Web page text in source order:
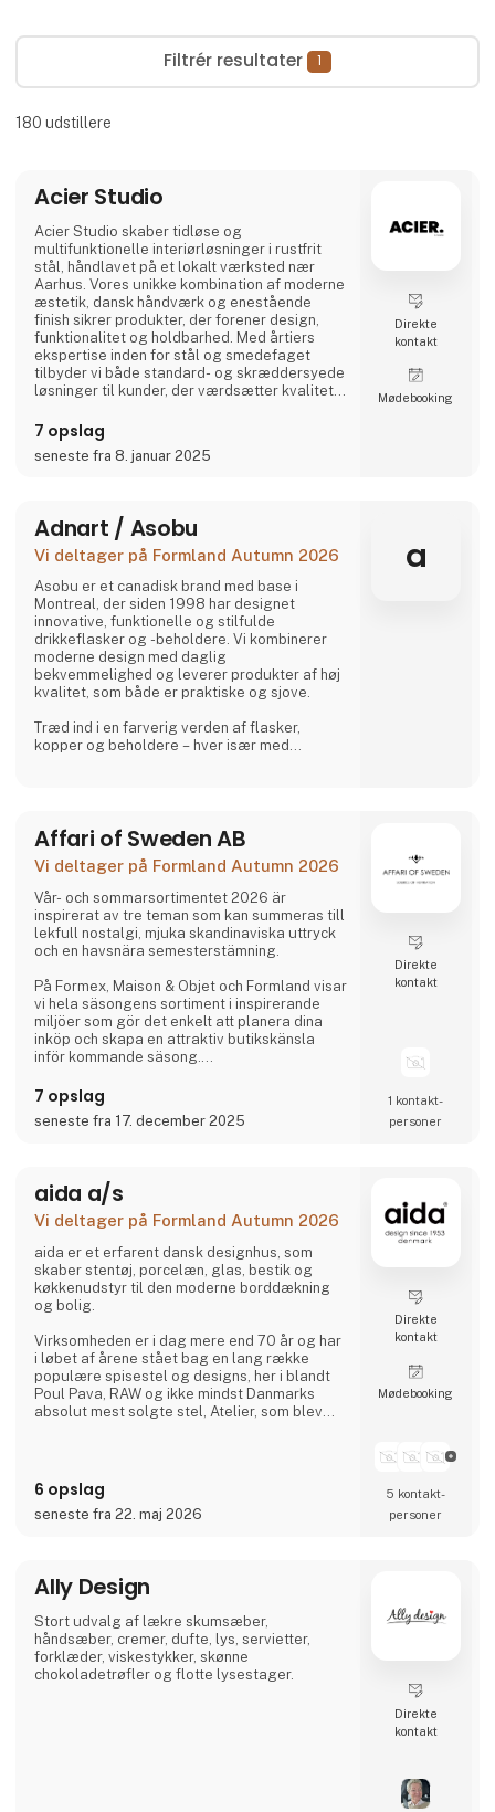
Filtrér resultater 1
180 udstillere
Acier Studio
Acier Studio skaber tidløse og
multifunktionelle interiørløsninger i rustfrit
stål, håndlavet på et lokalt værksted nær
Aarhus. Vores unikke kombination af moderne
æstetik, dansk håndværk og enestående
finish sikrer produkter, der forener design,
funktionalitet og holdbarhed. Med årtiers
ekspertise inden for stål og smedefaget
tilbyder vi både standard- og skræddersyede
løsninger til kunder, der værdsætter kvalitet i
7 opslag
seneste fra 8. januar 2025
Direkte
kontakt
Møde­booking
Adnart / Asobu
Vi deltager på Formland Autumn 2026
Asobu er et canadisk brand med base i
Montreal, der siden 1998 har designet
innovative, funktionelle og stilfulde
drikkeflasker og -beholdere. Vi kombinerer
moderne design med daglig
bekvemmelighed og leverer produkter af høj
kvalitet, som både er praktiske og sjove.
Træd ind i en farverig verden af flasker,
kopper og beholdere – hver især med
Og lige når du tror, du har set det hele,
overrasker Asobu dig igen – med nye
designs, nye karakterer og skønne detaljer,
der gør hver eneste slurk lidt sjovere. Uanse
a
Affari of Sweden AB
Vi deltager på Formland Autumn 2026
Vår- och sommarsortimentet 2026 är
inspirerat av tre teman som kan summeras till
lekfull nostalgi, mjuka skandinaviska uttryck
och en havsnära semesterstämning.
På Formex, Maison & Objet och Formland visar
vi hela säsongens sortiment i inspirerande
miljöer som gör det enkelt att planera dina
inköp och skapa en attraktiv butikskänsla
inför kommande säsong.
Vi ser fram emot att träffa er och se hur vi
tillsammans kan skapa en fantastisk säsong.
7 opslag
seneste fra 17. december 2025
Direkte
kontakt
1 kontakt­
personer
aida a/s
Vi deltager på Formland Autumn 2026
aida er et erfarent dansk designhus, som
skaber stentøj, porcelæn, glas, bestik og
køkkenudstyr til den moderne borddækning
og bolig.
Virksomheden er i dag mere end 70 år og har
i løbet af årene stået bag en lang række
populære spisestel og designs, her i blandt
Poul Pava, RAW og ikke mindst Danmarks
absolut mest solgte stel, Atelier, som blev
aida følger tidens trends uden at gå på
kompromis med egne værdier som kvalitet,
godt håndværk, funktionalitet og value for
samarbejde med Christiane Schaumburg-
6 opslag
seneste fra 22. maj 2026
Direkte
kontakt
Møde­booking
5 kontakt­
personer
Ally Design
Stort udvalg af lækre skumsæber,
håndsæber, cremer, dufte, lys, servietter,
forklæder, viskestykker, skønne
chokoladetrøfler og flotte lysestager.
Direkte
kontakt